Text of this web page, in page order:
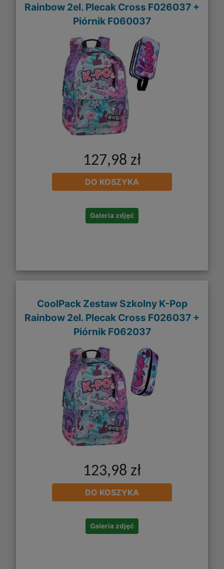
Rainbow 2el. Plecak Cross F026037 +
Piórnik F060037
127,98 zł
DO KOSZYKA
Galeria zdjęć
CoolPack Zestaw Szkolny K-Pop
Rainbow 2el. Plecak Cross F026037 +
Piórnik F062037
123,98 zł
DO KOSZYKA
Galeria zdjęć